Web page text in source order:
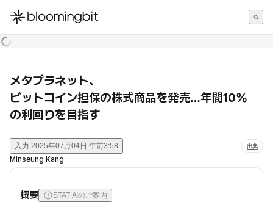
한국어
メタプラネット、
ビットコイン担保の株式商品を発売…年間10%
の利回りを目指す
入力 2025年07月04日 午前3:58 出典
Minseung Kang
概要 STAT AIのご案内